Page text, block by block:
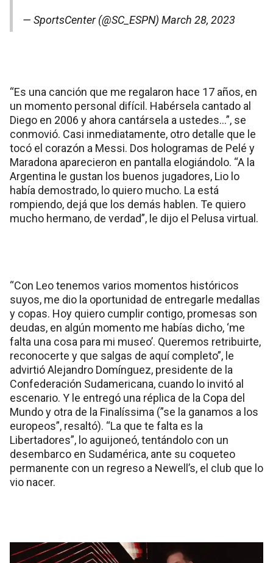
— SportsCenter (@SC_ESPN) March 28, 2023
“Es una canción que me regalaron hace 17 años, en
un momento personal difícil. Habérsela cantado al
Diego en 2006 y ahora cantársela a ustedes…”, se
conmovió. Casi inmediatamente, otro detalle que le
tocó el corazón a Messi. Dos hologramas de Pelé y
Maradona aparecieron en pantalla elogiándolo. “A la
Argentina le gustan los buenos jugadores, Lio lo
había demostrado, lo quiero mucho. La está
rompiendo, dejá que los demás hablen. Te quiero
mucho hermano, de verdad”, le dijo el Pelusa virtual.
“Con Leo tenemos varios momentos históricos
suyos, me dio la oportunidad de entregarle medallas
y copas. Hoy quiero cumplir contigo, promesas son
deudas, en algún momento me habías dicho, ‘me
falta una cosa para mi museo’. Queremos retribuirte,
reconocerte y que salgas de aquí completo”, le
advirtió Alejandro Domínguez, presidente de la
Confederación Sudamericana, cuando lo invitó al
escenario. Y le entregó una réplica de la Copa del
Mundo y otra de la Finalíssima (”se la ganamos a los
europeos”, resaltó). “La que te falta es la
Libertadores”, lo aguijoneó, tentándolo con un
desembarco en Sudamérica, ante su coqueteo
permanente con un regreso a Newell’s, el club que lo
vio nacer.